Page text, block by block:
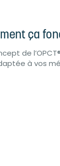
ça
de
à vos